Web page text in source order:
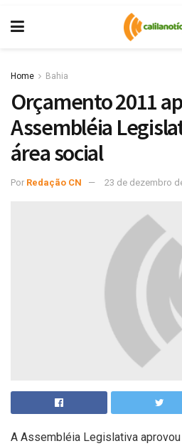
Home Bahia
Orçamento 2011
Assembléia
área social
Por Redação CN 23 de dezembro
A Assembléia Legislativa